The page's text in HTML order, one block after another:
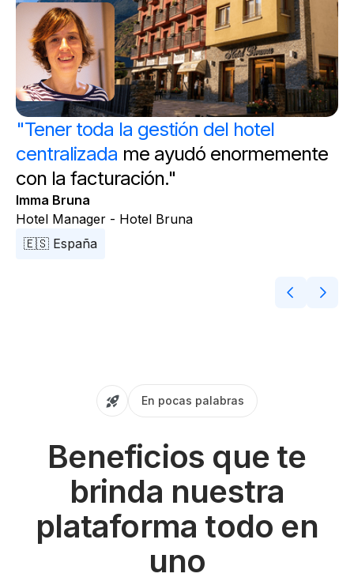
"Tener toda la gestión del hotel
centralizada me ayudó enormemente
con la facturación."
Imma Bruna
Hotel Manager - Hotel Bruna
🇪🇸 España
En pocas palabras
Beneficios que te
brinda nuestra
plataforma todo en
uno